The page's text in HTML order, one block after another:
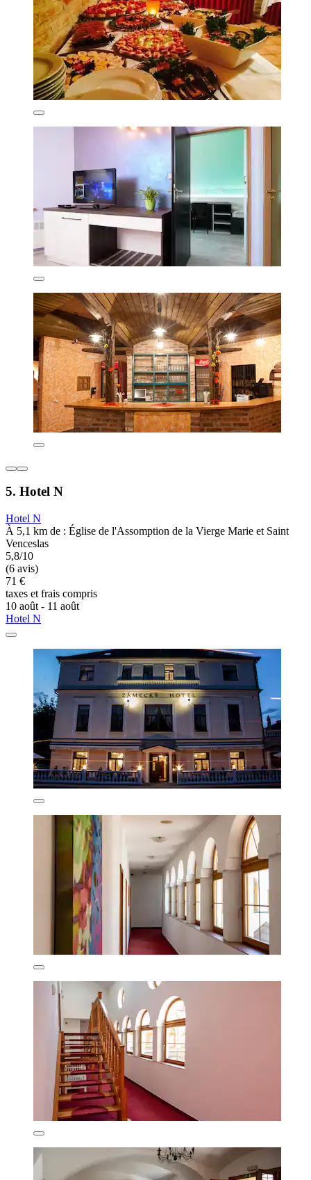
5. Hotel N
Hotel N
À 5,1 km de : Église de l'Assomption de la Vierge Marie et Saint
Venceslas
5,8/10
(6 avis)
71 €
taxes et frais compris
10 août - 11 août
Hotel N